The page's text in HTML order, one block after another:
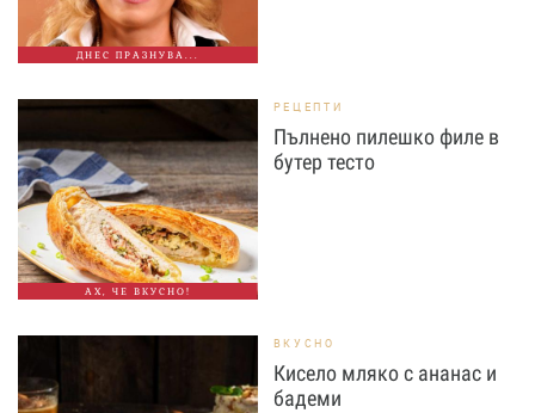
ДНЕС ПРАЗНУВА...
АХ, ЧЕ ВКУСНО!
РЕЦЕПТИ
Пълнено пилешко филе в
бутер тесто
ВКУСНО
Кисело мляко с ананас и
бадеми